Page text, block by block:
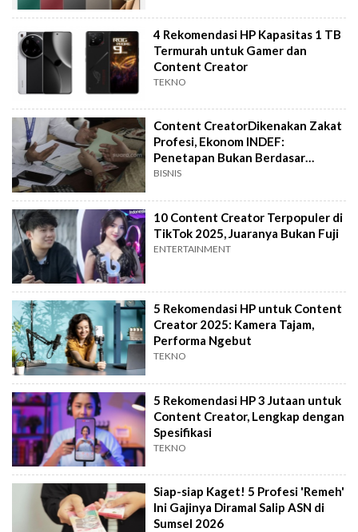
4 Rekomendasi HP Kapasitas 1 TB
Termurah untuk Gamer dan
Content Creator
TEKNO
Content CreatorDikenakan Zakat
Profesi, Ekonom INDEF:
Penetapan Bukan Berdasar
Popularitas
BISNIS
10 Content Creator Terpopuler di
TikTok 2025, Juaranya Bukan Fuji
ENTERTAINMENT
5 Rekomendasi HP untuk Content
Creator 2025: Kamera Tajam,
Performa Ngebut
TEKNO
5 Rekomendasi HP 3 Jutaan untuk
Content Creator, Lengkap dengan
Spesifikasi
TEKNO
Siap-siap Kaget! 5 Profesi 'Remeh'
Ini Gajinya Diramal Salip ASN di
Sumsel 2026